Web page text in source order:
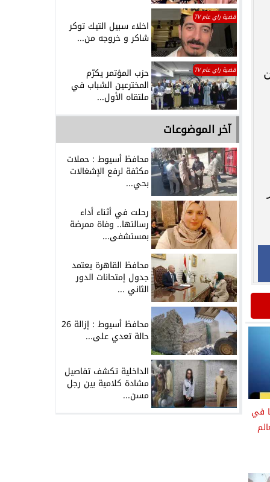
في
قضية راي عام TV
اخلاء سبيل التيك توكر
شاكر و خروجه من...
قضية راي عام TV حزب المؤتمر يكرّم
المخترعين الشباب في
ملتقاه الأول...
آخر الموضوعات
محافظ أسيوط : حملات
مكثفة لرفع الإشغالات
بحي...
رحلت في أثناء أداء
رسالتها.. وفاة ممرضة
بمستشفى...
محافظ القاهرة يعتمد
جدول إمتحانات الدور
الثاني ...
محافظ أسيوط : إزالة 26
حالة تعدي على...
الداخلية تكشف تفاصيل
مشادة كلامية بين رجل
مسن...